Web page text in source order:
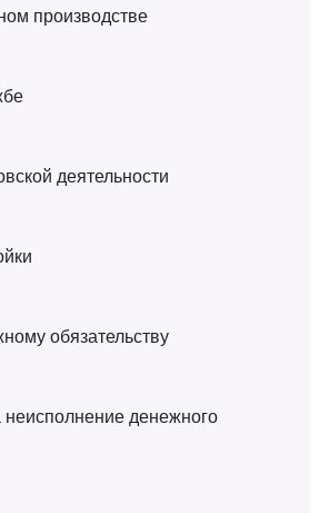
производстве
деятельности
обязательству
неисполнение денежного